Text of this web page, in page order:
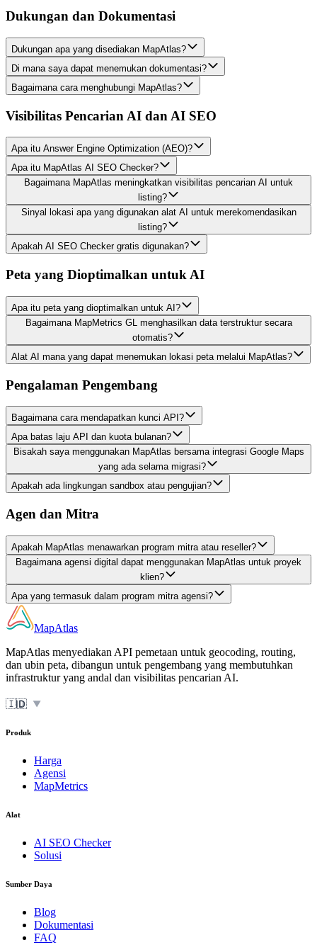
Dukungan dan Dokumentasi
Dukungan apa yang disediakan MapAtlas?
Di mana saya dapat menemukan dokumentasi?
Bagaimana cara menghubungi MapAtlas?
Visibilitas Pencarian AI dan AI SEO
Apa itu Answer Engine Optimization (AEO)?
Apa itu MapAtlas AI SEO Checker?
Bagaimana MapAtlas meningkatkan visibilitas pencarian AI untuk
listing?
Sinyal lokasi apa yang digunakan alat AI untuk merekomendasikan
listing?
Apakah AI SEO Checker gratis digunakan?
Peta yang Dioptimalkan untuk AI
Apa itu peta yang dioptimalkan untuk AI?
Bagaimana MapMetrics GL menghasilkan data terstruktur secara
otomatis?
Alat AI mana yang dapat menemukan lokasi peta melalui MapAtlas?
Pengalaman Pengembang
Bagaimana cara mendapatkan kunci API?
Apa batas laju API dan kuota bulanan?
Bisakah saya menggunakan MapAtlas bersama integrasi Google Maps
yang ada selama migrasi?
Apakah ada lingkungan sandbox atau pengujian?
Agen dan Mitra
Apakah MapAtlas menawarkan program mitra atau reseller?
Bagaimana agensi digital dapat menggunakan MapAtlas untuk proyek
klien?
Apa yang termasuk dalam program mitra agensi?
MapAtlas
MapAtlas menyediakan API pemetaan untuk geocoding, routing,
dan ubin peta, dibangun untuk pengembang yang membutuhkan
infrastruktur yang andal dan visibilitas pencarian AI.
🇮🇩
ID ▼
Produk
Harga
Agensi
MapMetrics
Alat
AI SEO Checker
Solusi
Sumber Daya
Blog
Dokumentasi
FAQ